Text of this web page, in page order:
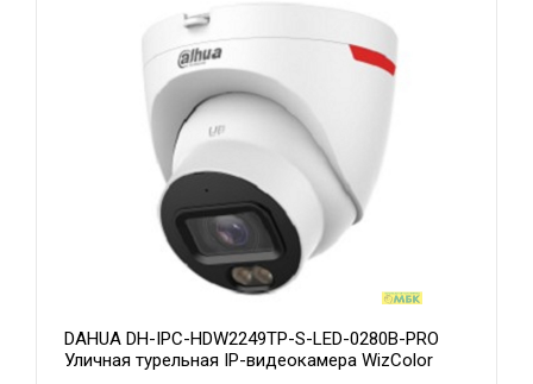
DAHUA DH-IPC-HDW2249TP-S-LED-0280B-PRO
Уличная турельная IP-видеокамера WizColor